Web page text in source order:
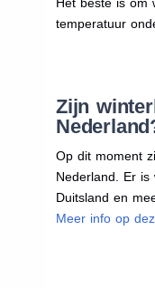
temperatuur
Zijn
Op dit moment
Nederland. Er is
Duitsland en
Meer info op